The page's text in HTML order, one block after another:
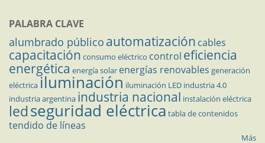
PALABRA CLAVE
alumbrado público automatización cables
capacitación consumo eléctrico control eficiencia
energética energía solar energías renovables generación
eléctricailuminación iluminación LED industria 4.0
industria argentina industria nacional instalación eléctrica
ledseguridad eléctrica tabla de contenidos
tendido de líneas
Más